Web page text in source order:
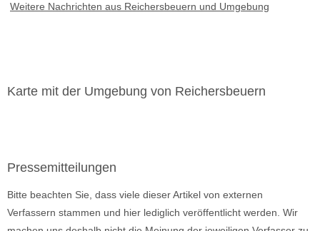
Weitere Nachrichten aus Reichersbeuern und Umgebung
Karte mit der Umgebung von Reichersbeuern
Pressemitteilungen
Bitte beachten Sie, dass viele dieser Artikel von externen
Verfassern stammen und hier lediglich veröffentlicht werden. Wir